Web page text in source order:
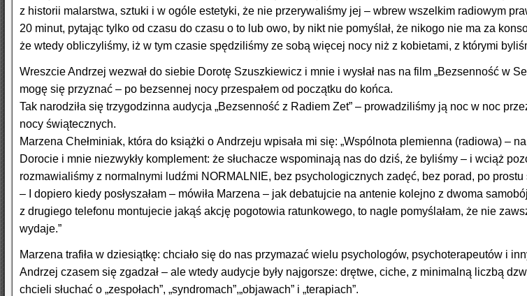
z historii malarstwa, sztuki i w ogóle estetyki, że nie przerywaliśmy jej – wbrew wszelkim radiowym
20 minut, pytając tylko od czasu do czasu o to lub owo, by nikt nie pomyślał, że nikogo nie ma za
że wtedy obliczyliśmy, iż w tym czasie spędziliśmy ze sobą więcej nocy niż z kobietami, z którymi
Wreszcie Andrzej wezwał do siebie Dorotę Szuszkiewicz i mnie i wysłał nas na film „Bezsenność w
mogę się przyznać – po bezsennej nocy przespałem od początku do końca.
Tak narodziła się trzygodzinna audycja „Bezsenność z Radiem Zet” – prowadziliśmy ją noc w noc
nocy świątecznych.
Marzena Chełminiak, która do książki o Andrzeju wpisała mi się: „Wspólnota plemienna (radiowa) –
Dorocie i mnie niezwykły komplement: że słuchacze wspominają nas do dziś, że byliśmy – i wciąż
rozmawialiśmy z normalnymi ludźmi NORMALNIE, bez psychologicznych zadęć, bez porad, po prostu
– I dopiero kiedy posłyszałam – mówiła Marzena – jak debatujcie na antenie kolejno z dwoma
z drugiego telefonu montujecie jakąś akcję pogotowia ratunkowego, to nagle pomyślałam, że nie
wydaje.”
Marzena trafiła w dziesiątkę: chciało się do nas przymazać wielu psychologów, psychoterapeutów i
Andrzej czasem się zgadzał – ale wtedy audycje były najgorsze: drętwe, ciche, z minimalną liczbą
chcieli słuchać o „zespołach”, „syndromach”,„objawach” i „terapiach”.